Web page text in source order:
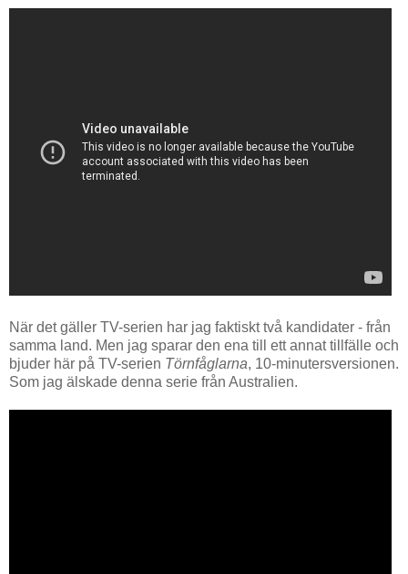
När det gäller TV-serien har jag faktiskt två kandidater - från
samma land. Men jag sparar den ena till ett annat tillfälle och
bjuder här på TV-serien Törnfåglarna, 10-minutersversionen.
Som jag älskade denna serie från Australien.